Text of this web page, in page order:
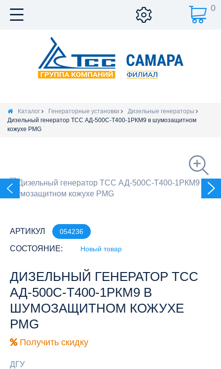
0
Каталог Генераторные установки
Дизельные генераторы
Дизельный генератор ТСС АД-500С-Т400-1РКМ9 в шумозащитном
кожухе PMG
АРТИКУЛ 054236
СОСТОЯНИЕ: Новый товар
ДИЗЕЛЬНЫЙ ГЕНЕРАТОР ТСС
АД-500С-Т400-1РКМ9 В
ШУМОЗАЩИТНОМ КОЖУХЕ
PMG
Получить скидку
ДГУ